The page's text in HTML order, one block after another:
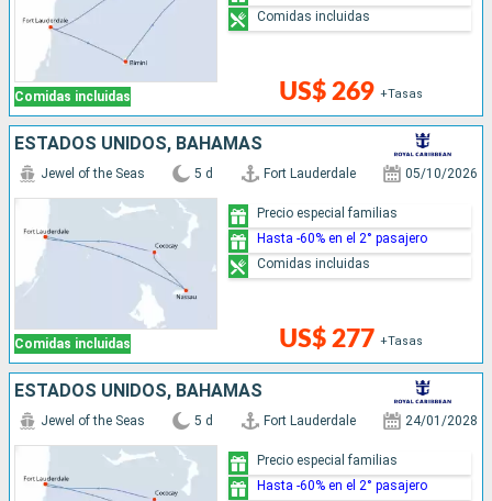
Comidas incluidas US$ 269 +Tasas
Comidas incluidas
ESTADOS UNIDOS, BAHAMAS
Comidas incluidas
Jewel of the Seas 5 d Fort Lauderdale 05/10/2026
US$ 277 +Tasas
Precio especial familias
Hasta -60% en el 2° pasajero
Comidas incluidas
ESTADOS UNIDOS, BAHAMAS
Jewel of the Seas 5 d Fort Lauderdale 24/01/2028
Precio especial familias
Hasta -60% en el 2° pasajero